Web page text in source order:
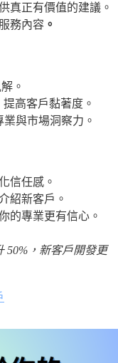
真正有價值的建議。
務內容 。
。
提高客戶黏著度。
業與市場洞察力。
信任感。
紹新客戶。
的專業更有信心。
50%，新客戶開發更